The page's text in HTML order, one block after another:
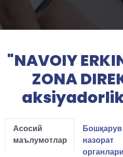
"NAVOIY
ZONA
Асосий
маълумотлар
Бошқарув
назорат
органлари